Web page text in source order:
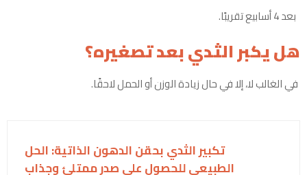
بعد 4 أسابيع تقريبًا.
هل يكبر الثدي بعد تصغيره؟
في الغالب لا، إلا في حال زيادة الوزن أو الحمل لاحقًا.
تكبير الثدي بحقن الدهون الذاتية: الحل
الطبيعي للحصول على صدر ممتلئ وجذاب